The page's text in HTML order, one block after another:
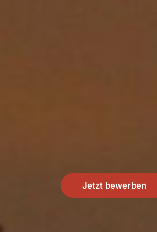
Jetzt bewerben